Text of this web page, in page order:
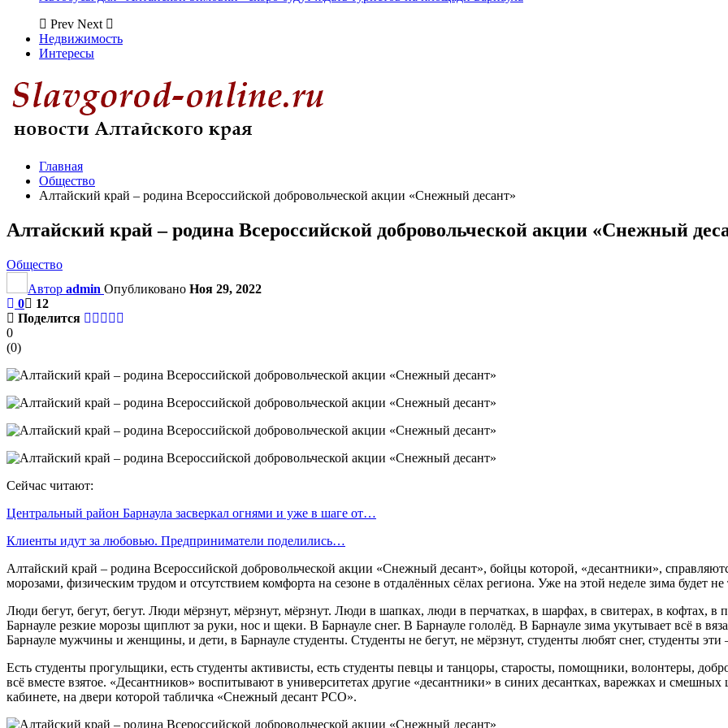
Prev Next
Недвижимость
Интересы
Главная
Общество
Алтайский край – родина Всероссийской добровольческой акции «Снежный десант»
Алтайский край – родина Всероссийской добровольческой акции «Снежный
Общество
Автор admin Опубликовано Ноя 29, 2022
0
12
Поделится
0
(0)
Сейчас читают:
Центральный район Барнаула засверкал огнями и уже в шаге от…
Клиенты идут за любовью. Предприниматели поделились…
Алтайский край – родина Всероссийской добровольческой акции «Снежный десант», бойцы которой, «десантники»,
морозами, физическим трудом и отсутствием комфорта на сезоне в отдалённых сёлах региона. Уже на этой неделе зима будет
Люди бегут, бегут, бегут. Люди мёрзнут, мёрзнут, мёрзнут. Люди в шапках, люди в перчатках, в шарфах, в свитерах, в кофтах,
Барнауле резкие морозы щиплют за руки, нос и щеки. В Барнауле снег. В Барнауле гололёд. В Барнауле зима укутывает всё в
Барнауле мужчины и женщины, и дети, в Барнауле студенты. Студенты не бегут, не мёрзнут, студенты любят снег, студенты эти
Есть студенты прогульщики, есть студенты активисты, есть студенты певцы и танцоры, старосты, помощники, волонтеры,
всё вместе взятое. «Десантников» воспитывают в университетах другие «десантники» в синих десантках, варежках и
кабинете, на двери которой табличка «Снежный десант РСО».